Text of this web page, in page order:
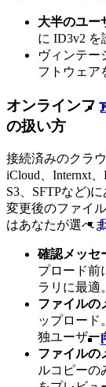
大半のユー
に ID3v2 を
ヴィンテー
フトウェア
オンラインフ
の扱い方
接続済みのクラウ
iCloud、Internxt
S3、SFTPなど)
変更後のファイ
はあなたが選べ
確認メッセ
プロード前
ラリに最適。
ファイルの
ップロード
独ユーザー
ファイルの
ルコピーの